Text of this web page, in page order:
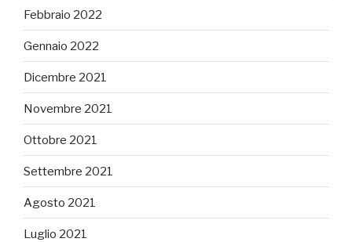
Febbraio 2022
Gennaio 2022
Dicembre 2021
Novembre 2021
Ottobre 2021
Settembre 2021
Agosto 2021
Luglio 2021